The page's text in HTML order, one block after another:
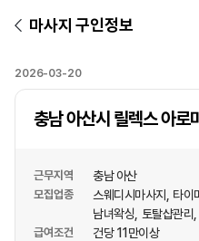
마사지 구인정보
2026-03-20
충남 아산시 릴렉스 아로
근무지역 충남 아산
모집업종 스웨디시마사지 타이
남녀왁싱
토탈샵관리
급여조건 건당 11만이상